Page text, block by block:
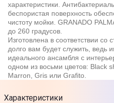
характеристики.
беспористая поверхность
чистоту мойки. GRANADO
до 260 градусов.
Изготовлена в соответствии
долго вам будет служить, ведь
идеального ансамбля с
одном из восьми цветов: Black
Marron, Gris или Grafito.
Характеристики